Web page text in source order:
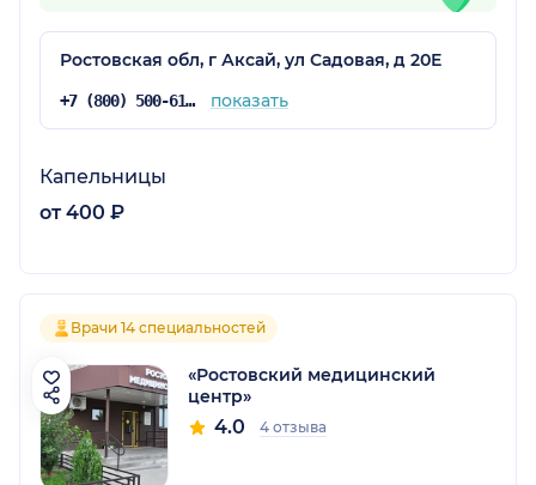
Ростовская обл, г Аксай, ул Садовая, д 20Е
+7 (800) 500-61-03 показать
Капельницы
от 400 ₽
Врачи 14 специальностей
«Ростовский медицинский
центр»
4.0 4 отзыва